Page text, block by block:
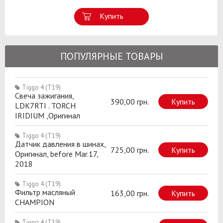
Купить
ПОПУЛЯРНЫЕ ТОВАРЫ
Tiggo 4 (T19)
Свеча зажигания,
LDK7RTI . TORCH
IRIDIUM ,Оригинал
390,00 грн. Купить
Tiggo 4 (T19)
Датчик давления в шинах,
Оригинал, before Mar.17,
2018
725,00 грн. Купить
Tiggo 4 (T19)
Фильтр масляный
CHAMPION
163,00 грн. Купить